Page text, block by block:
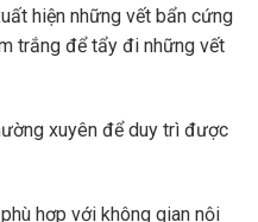
hiện những vết bẩn cứng
trắng để tẩy đi những vết
xuyên để duy trì được
hợp với không gian nội